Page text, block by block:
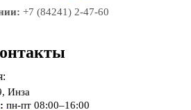
+7 (84241) 2-47-60
Инза
пн-пт 08:00–16:00